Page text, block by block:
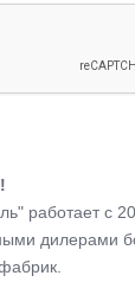
работает с
дилерами